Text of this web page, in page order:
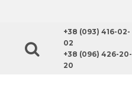
+38 (093) 416-02-
02
+38 (096) 426-20-
20